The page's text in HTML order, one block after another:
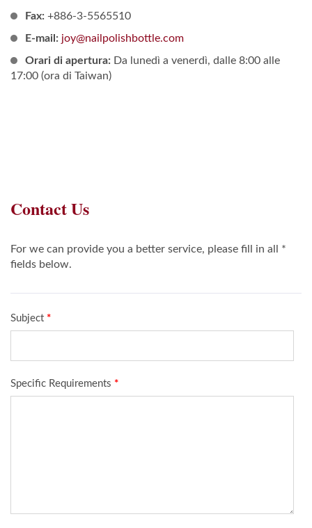
Fax: +886-3-5565510
E-mail: joy@nailpolishbottle.com
Orari di apertura: Da lunedì a venerdì, dalle 8:00 alle
17:00 (ora di Taiwan)